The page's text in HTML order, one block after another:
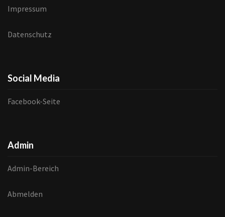
Impressum
Datenschutz
Social Media
Facebook-Seite
Admin
Admin-Bereich
Abmelden